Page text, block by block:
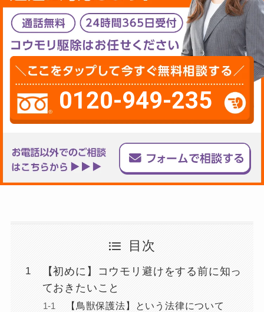
0120-949-235
目次
【初めに】コウモリ避けをする前に知っ
ておきたいこと
【鳥獣保護法】という法律について